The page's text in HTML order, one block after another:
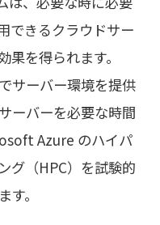
できるクラウドサー
を得られます。
サーバー環境を提供
ーバーを必要な時間
Azure のハイパ
グ（HPC）を試験的
。